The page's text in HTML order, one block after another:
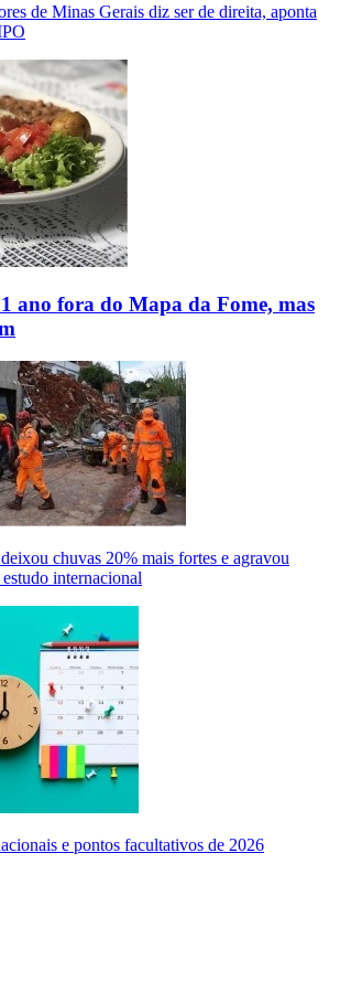
de Minas Gerais diz ser de direita, aponta
ano fora do Mapa da Fome, mas
chuvas 20% mais fortes e agravou
internacional
e pontos facultativos de 2026